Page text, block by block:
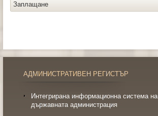
Заплащане
АДМИНИСТРАТИВЕН РЕГИСТЪР
Интегрирана информационна система на
държавната администрация